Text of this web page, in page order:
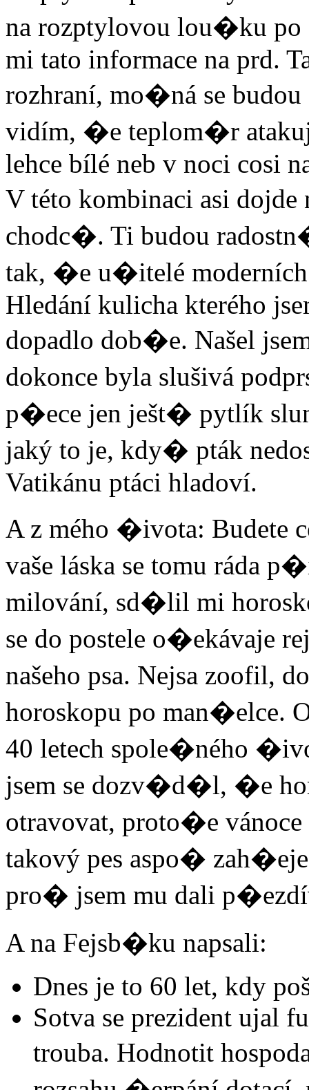
na rozptylovou lou�ku
mi tato informace na prd.
rozhraní, mo�ná se
vidím, �e teplom�r
lehce bílé neb v noci cosi
V této kombinaci asi
chodc�. Ti budou
tak, �e u�itelé
Hledání kulicha kterého
dopadlo dob�e. Našel
dokonce byla slušivá
p�ece jen ješt� pytlík
jaký to je, kdy� pták
Vatikánu ptáci hladoví.
A z mého �ivota: Budete
vaše láska se tomu ráda
milování, sd�lil mi
se do postele o�ekávaje
našeho psa. Nejsa zoofil,
horoskopu po man�elce.
40 letech spole�ného
jsem se dozv�d�l, �e
otravovat, proto�e
takový pes aspo�
pro� jsem mu dali
A na Fejsb�ku napsali:
Dnes je to 60 let, kdy
Sotva se prezident ujal
trouba. Hodnotit